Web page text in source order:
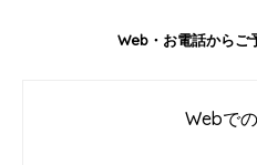
Web・お電話からご
Webで